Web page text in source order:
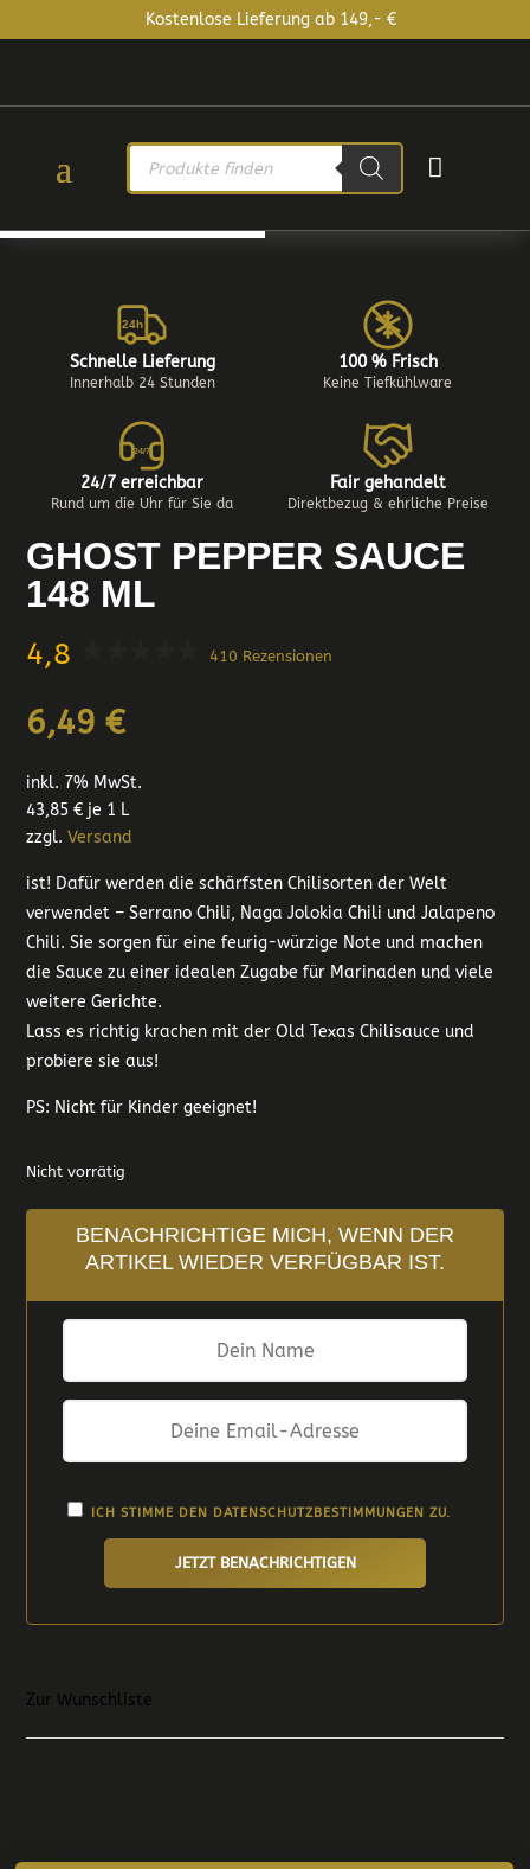
Kostenlose Lieferung ab 149,- €
PRODUCTS
SEARCH

GHOST PEPPER SAUCE
148 ML
4,8 410 Rezensionen
6,49€
inkl. 7% MwSt.
43,85€ je 1 L
zzgl.Versand
ist! Dafür werden die schärfsten Chilisorten der Welt
verwendet – Serrano Chili, Naga Jolokia Chili und Jalapeno
Chili. Sie sorgen für eine feurig-würzige Note und machen
die Sauce zu einer idealen Zugabe für Marinaden und viele
weitere Gerichte.
Lass es richtig krachen mit der Old Texas Chilisauce und
probiere sie aus!
PS: Nicht für Kinder geeignet!
Nicht vorrätig
BENACHRICHTIGE MICH, WENN DER
ARTIKEL WIEDER VERFÜGBAR IST.
ICH STIMME DEN DATENSCHUTZBESTIMMUNGEN ZU.
JETZT BENACHRICHTIGEN
Zur Wunschliste
24h
Schnelle Lieferung
Innerhalb 24 Stunden
100 % Frisch
Keine Tiefkühlware
24/7
24/7 erreichbar
Rund um die Uhr für Sie da
Fair gehandelt
Direktbezug & ehrliche Preise